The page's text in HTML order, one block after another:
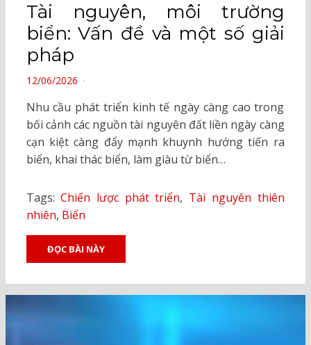
Tài nguyên, môi trường
biển: Vấn đề và một số giải
pháp
POSTED
12/06/2026
Nhu cầu phát triển kinh tế ngày càng cao trong
bối cảnh các nguồn tài nguyên đất liền ngày càng
cạn kiệt càng đẩy mạnh khuynh hướng tiến ra
biển, khai thác biển, làm giàu từ biển…
Tags:Chiến lược phát triển, Tài nguyên thiên
nhiên, Biển
ĐỌC BÀI NÀY